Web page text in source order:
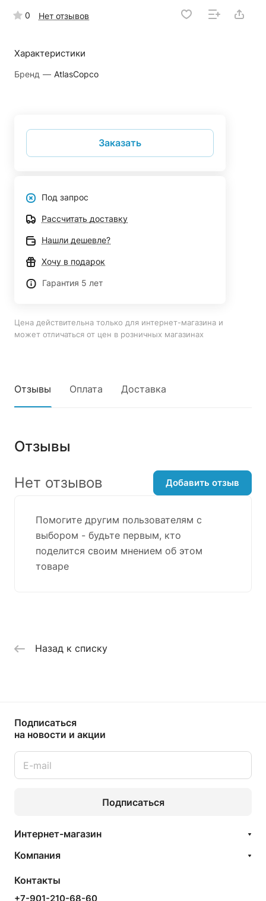
0 Нет отзывов
Характеристики
Бренд — AtlasCopco
Заказать
Под запрос
Рассчитать доставку
Нашли дешевле?
Хочу в подарок
Гарантия 5 лет
Цена действительна только для интернет-магазина и
может отличаться от цен в розничных магазинах
Отзывы Оплата Доставка
Отзывы
Помогите другим пользователям с
выбором - будьте первым, кто
поделится своим мнением об этом
товаре
Нет отзывов Добавить отзыв
Назад к списку
Подписаться
на новости и акции
Подписаться
Интернет-магазин
Компания
Контакты
+7-901-210-68-60